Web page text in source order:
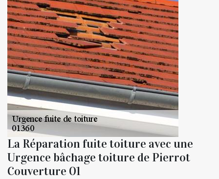
La Réparation fuite toiture avec une
Urgence bâchage toiture de Pierrot
Couverture 01